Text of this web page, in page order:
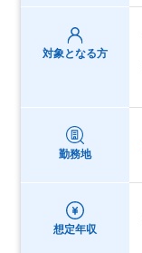
対象となる方
勤務地
想定年収